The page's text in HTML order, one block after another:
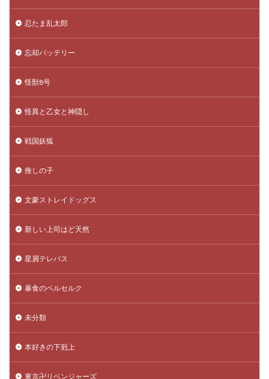
忍たま乱太郎
忘却バッテリー
怪獣8号
怪異と乙女と神隠し
戦国妖狐
推しの子
文豪ストレイドッグス
新しい上司はど天然
星屑テレパス
暴食のベルセルク
未分類
本好きの下剋上
東京卍リベンジャーズ